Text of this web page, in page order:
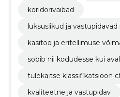
koridorivaibad
luksuslikud ja
käsitöö ja eritellimuse
sobib nii kodudesse kui
tulekaitse klassifikatsioon
kvaliteetne ja vastupidav